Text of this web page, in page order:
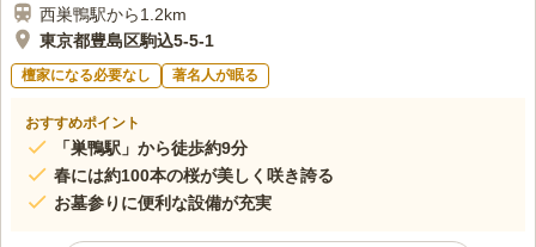
西巣鴨駅から1.2km
東京都豊島区駒込5-5-1
檀家になる必要なし 著名人が眠る
おすすめポイント
「巣鴨駅」から徒歩約9分
春には約100本の桜が美しく咲き誇る
お墓参りに便利な設備が充実